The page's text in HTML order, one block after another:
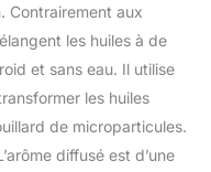
Contrairement aux
les huiles à de
et sans eau. Il utilise
les huiles
de microparticules.
diffusé est d’une